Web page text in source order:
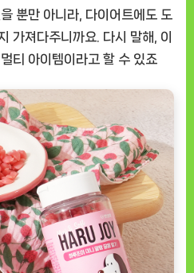
뿐만 아니라, 다이어트에도 도
가져다주니까요. 다시 말해, 이
티 아이템이라고 할 수 있죠